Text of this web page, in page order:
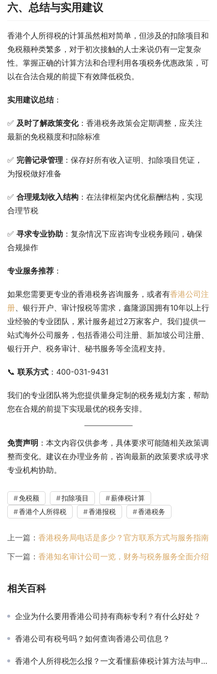
六、总结与实用建议
香港个人所得税的计算虽然相对简单，但涉及的扣除项目和
免税额种类繁多，对于初次接触的人士来说仍有一定复杂
性。掌握正确的计算方法和合理利用各项税务优惠政策，可
以在合法合规的前提下有效降低税负。
实用建议总结：
✅ 及时了解政策变化：香港税务政策会定期调整，应关注
最新的免税额度和扣除标准
✅ 完善记录管理 ：保存好所有收入证明、扣除项目凭证，
为报税做好准备
✅ 合理规划收入结构 ：在法律框架内优化薪酬结构，实现
合理节税
✅ 寻求专业协助 ：复杂情况下应咨询专业税务顾问，确保
合规操作
专业服务推荐 ：
如果您需要更专业的香港税务咨询服务，或者有香港公司注
册 、银行开户、审计报税等需求，鑫隆源国拥有10年以上行
业经验的专业团队，累计服务超过2万家客户。我们提供一
站式海外公司服务，包括香港公司注册、新加坡公司注册、
银行开户、税务审计、秘书服务等全流程支持。
📞 联系方式 ：400-031-9431
我们的专业团队将为您提供量身定制的税务规划方案，帮助
您在合规的前提下实现最优的税务安排。
免责声明 ：本文内容仅供参考，具体要求可能随相关政策调
整而变化。建议在办理业务前，咨询最新的政策要求或寻求
专业机构协助。
免税额 扣除项目
薪俸税计算
香港个人所得税
香港报税 香港税务
上一篇： 香港税务局电话是多少？官方联系方式与服务指南
下一篇： 香港知名审计公司一览，财务与税务服务全面介绍
相关百科
企业为什么要用香港公司持有商标专利？有什么好处？
香港公司有税号吗？如何查询香港公司信息？
香港个人所得税怎么报？一文看懂薪俸税计算方法与申报流程